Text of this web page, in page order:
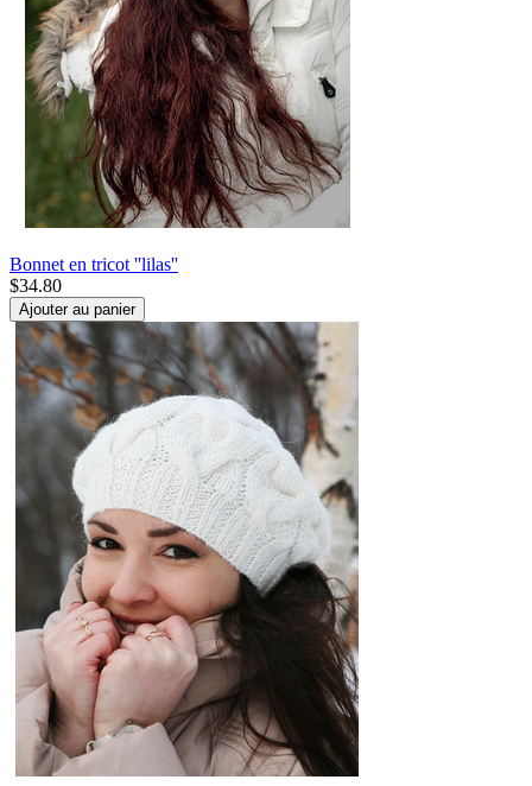
Bonnet en tricot ''lilas''
$34.80
Ajouter au panier